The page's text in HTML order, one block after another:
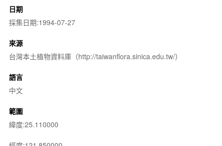
日期
採集日期:1994-07-27
來源
台灣本土植物資料庫（http://taiwanflora.sinica.edu.tw/）
語言
中文
範圍
緯度:25.110000